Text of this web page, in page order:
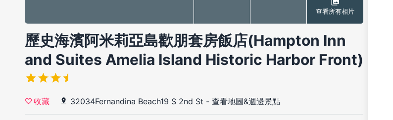
查看所有相片
歷史海濱阿米莉亞島歡朋套房飯店(Hampton Inn
and Suites Amelia Island Historic Harbor Front)
收藏 32034Fernandina Beach19 S 2nd St - 查看地圖&週邊景點